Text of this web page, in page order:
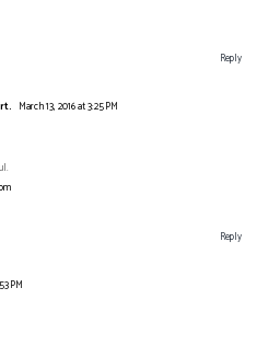
Reply
March 13, 2016 at 3:25 PM
Reply
PM